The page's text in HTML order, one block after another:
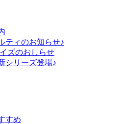
ティのお知らせ♪
ズのおしらせ
シリーズ登場♪
すめ